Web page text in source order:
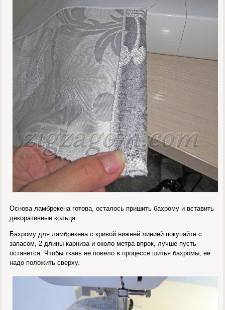
Основа ламбрекена готова, осталось пришить бахрому и вставить
декоративные кольца.
Бахрому для ламбрекена с кривой нижней линией покупайте с
запасом, 2 длины карниза и около метра впрок, лучше пусть
останется. Чтобы ткань не повело в процессе шитья бахромы, ее
надо положить сверху.